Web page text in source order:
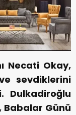
Necati Okay,
sevdiklerini
Dulkadiroğlu
Babalar Günü